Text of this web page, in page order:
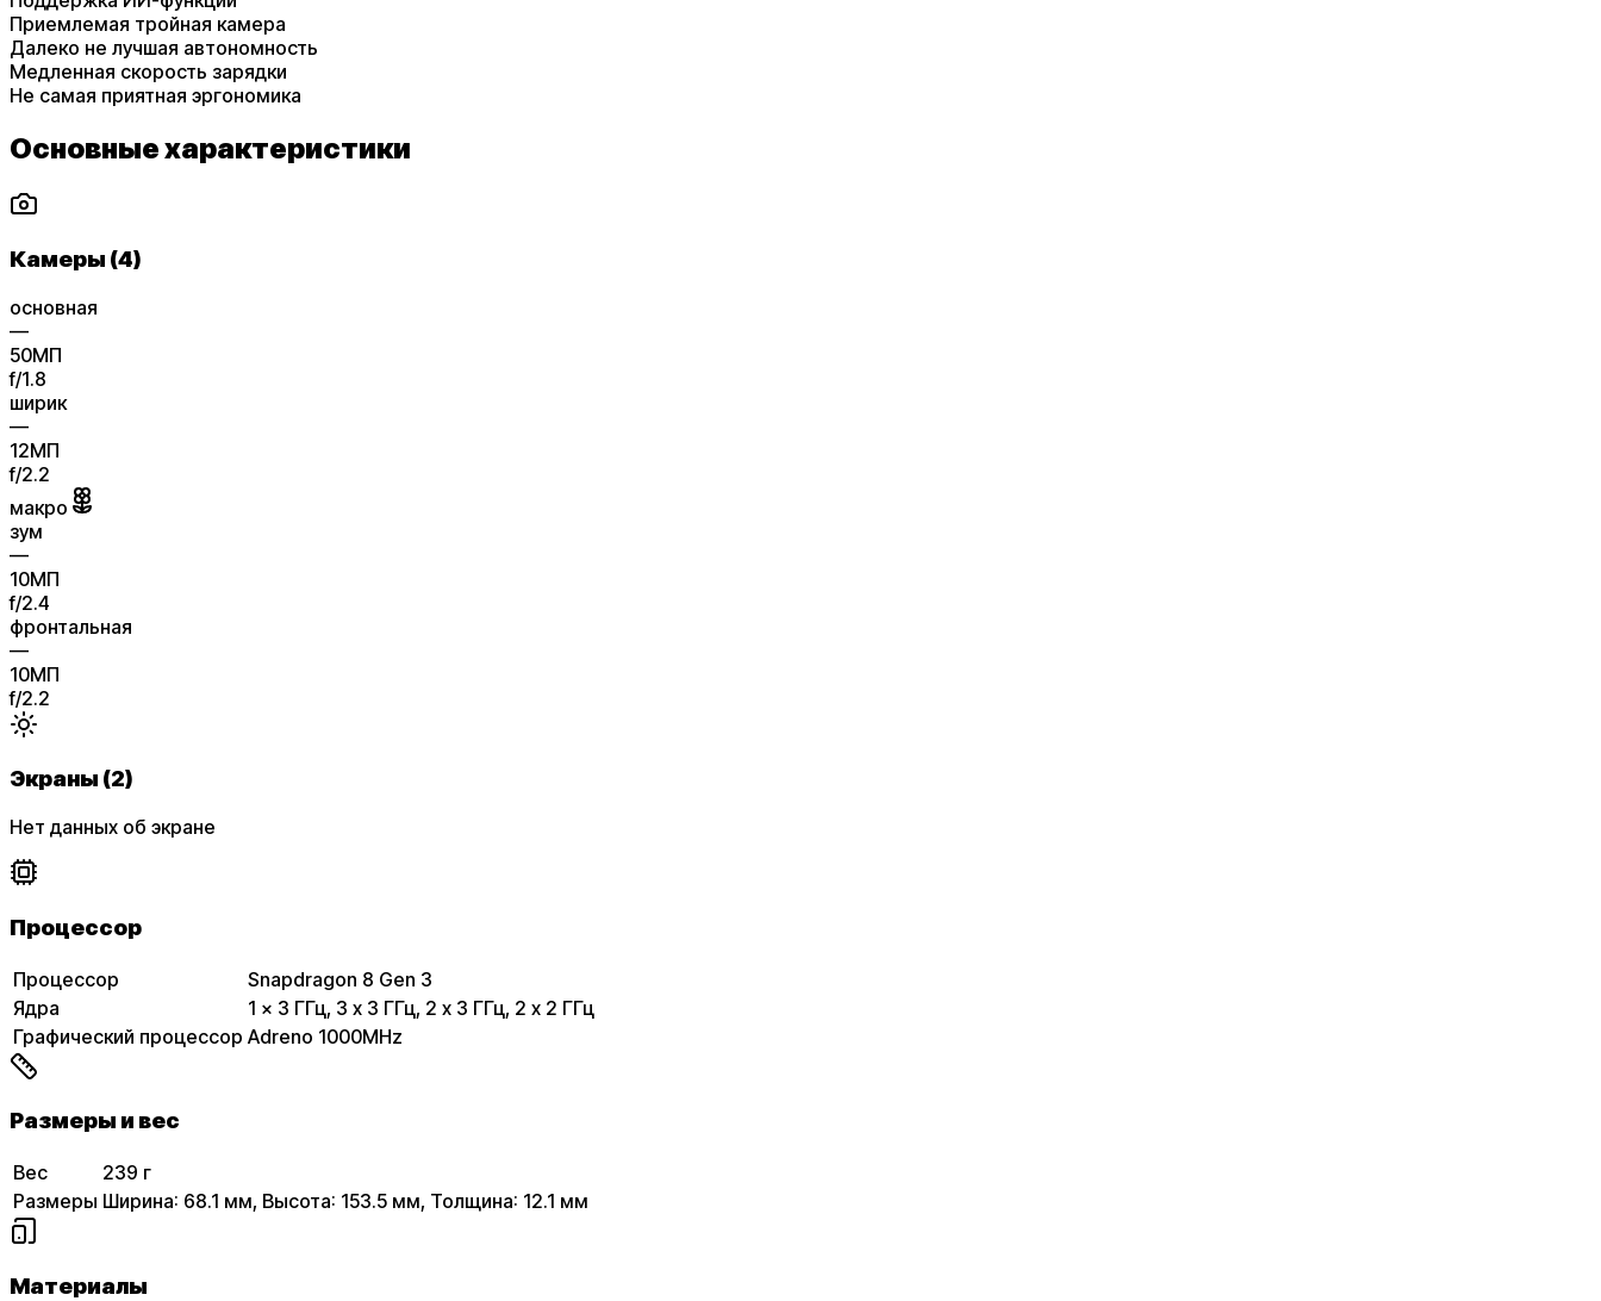
Приемлемая тройная камера
Далеко не лучшая автономность
Медленная скорость зарядки
Не самая приятная эргономика
Основные характеристики
Камеры (4)
основная
—
50МП
f/1.8
ширик
—
12МП
f/2.2
макро
зум
—
10МП
f/2.4
фронтальная
—
10МП
f/2.2
Экраны (2)
Нет данных об экране
Процессор
Процессор
Snapdragon 8 Gen 3
Ядра
1 x 3 ГГц, 3 x 3 ГГц, 2 x 3 ГГц, 2 x 2 ГГц
Графический процессор Adreno 1000MHz
Размеры и вес
Вес
239 г
Размеры Ширина: 68.1 мм, Высота: 153.5 мм, Толщина: 12.1 мм
Материалы